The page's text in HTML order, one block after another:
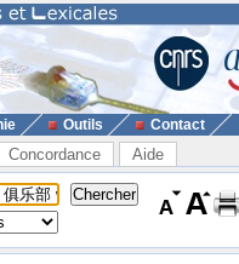
Outils Contact
Concordance Aide